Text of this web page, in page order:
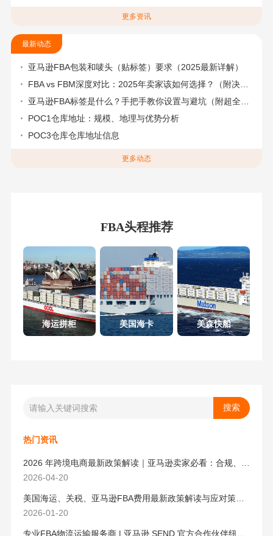
更多资讯
最新动态
亚马逊FBA包装和唛头（贴标签）要求（2025最新详解）
FBA vs FBM深度对比：2025年卖家该如何选择？（附决策流程图）
亚马逊FBA标签是什么？手把手教你设置与避坑（附超全指南）
POC1仓库地址：规模、地理与优势分析
POC3仓库仓库地址信息
更多动态
FBA头程推荐
海运拼柜 美国海卡 美森快船
热门资讯
2026-04-20
美国海运、关税、亚马逊FBA费用最新政策解读与应对策略（2026版）
2026-01-20